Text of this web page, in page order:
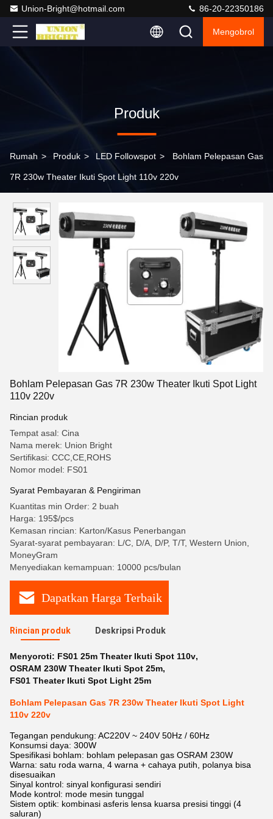
Union-Bright@hotmail.com 86-20-22350186
Mengobrol
Produk
Rumah > Produk > LED Followspot > Bohlam Pelepasan Gas
7R 230w Theater Ikuti Spot Light 110v 220v
Bohlam Pelepasan Gas 7R 230w Theater Ikuti Spot Light
110v 220v
Rincian produk
Tempat asal: Cina
Nama merek: Union Bright
Sertifikasi: CCC,CE,ROHS
Nomor model: FS01
Syarat Pembayaran & Pengiriman
Kuantitas min Order: 2 buah
Harga: 195$/pcs
Kemasan rincian: Karton/Kasus Penerbangan
Syarat-syarat pembayaran: L/C, D/A, D/P, T/T, Western Union,
MoneyGram
Menyediakan kemampuan: 10000 pcs/bulan
Dapatkan Harga Terbaik
Rincian produk Deskripsi Produk
Menyoroti: FS01 25m Theater Ikuti Spot 110v,
OSRAM 230W Theater Ikuti Spot 25m,
FS01 Theater Ikuti Spot Light 25m
Bohlam Pelepasan Gas 7R 230w Theater Ikuti Spot Light
110v 220v
Tegangan pendukung: AC220V ~ 240V 50Hz / 60Hz
Konsumsi daya: 300W
Spesifikasi bohlam: bohlam pelepasan gas OSRAM 230W
Warna: satu roda warna, 4 warna + cahaya putih, polanya bisa
disesuaikan
Sinyal kontrol: sinyal konfigurasi sendiri
Mode kontrol: mode mesin tunggal
Sistem optik: kombinasi asferis lensa kuarsa presisi tinggi (4
saluran)